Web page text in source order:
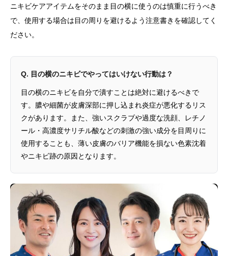
ニキビケアアイテムをそのまま目の横に使うのは慎重に行うべき
で、使用する場合は目の周りを避けるよう注意書きを確認してく
ださい。
Q. 目の横のニキビでやってはいけない行動は？
目の横のニキビを自分で潰すことは絶対に避けるべきで
す。膿や細菌が皮膚深部に押し込まれ炎症が悪化するリス
クがあります。また、強いスクラブや過度な洗顔、レチノ
ール・高濃度サリチル酸などの刺激の強い成分を目周りに
使用することも、薄い皮膚のバリア機能を損ない色素沈着
やニキビ跡の原因となります。